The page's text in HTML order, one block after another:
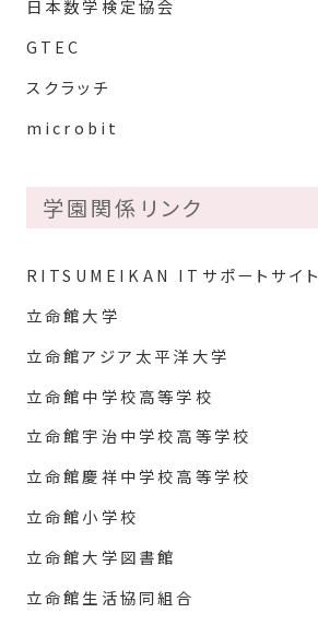
日本数学検定協会
GTEC
スクラッチ
microbit
学園関係リンク
RITSUMEIKAN ITサポートサイト
立命館大学
立命館アジア太平洋大学
立命館中学校高等学校
立命館宇治中学校高等学校
立命館慶祥中学校高等学校
立命館小学校
立命館大学図書館
立命館生活協同組合